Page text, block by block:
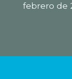
febrero de